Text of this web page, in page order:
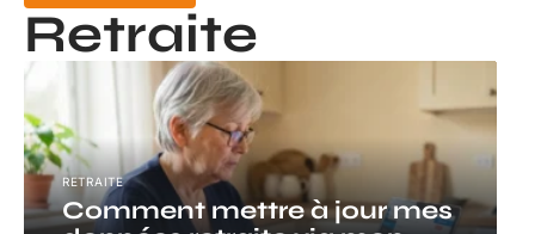
Retraite
RETRAITE
Comment mettre à jour mes